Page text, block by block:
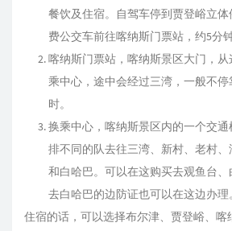
餐饮及住宿。自驾车停到贾登峪立
费公交车前往喀纳斯门票站，约5分钟
喀纳斯门票站，喀纳斯景区大门，
乘中心，途中会经过三湾，一般不
时。
换乘中心，喀纳斯景区内的一个交
排不同的队去往三湾、新村、老村
和白哈巴。可以在这购买去观鱼台、
去白哈巴的边防证也可以在这边办理。
住宿的话，可以选择布尔津、贾登峪、喀